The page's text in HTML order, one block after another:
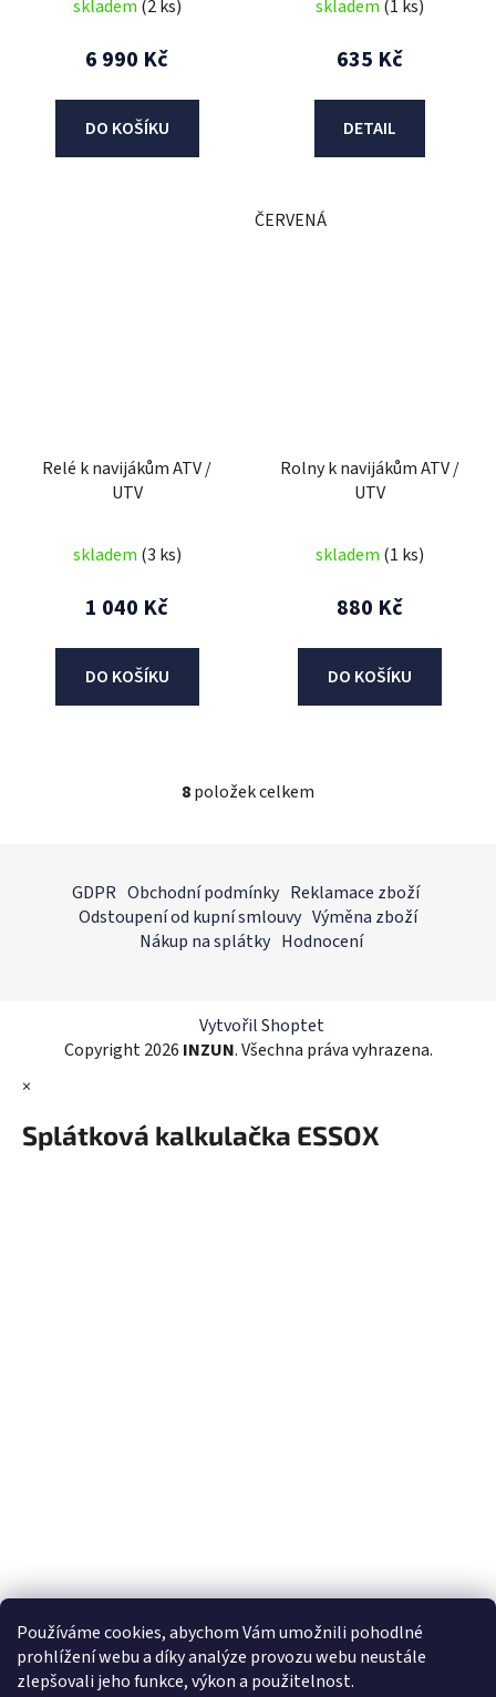
Používáme cookies, abychom Vám umožnili pohodlné
prohlížení webu a díky analýze provozu webu neustále
zlepšovali jeho funkce, výkon a použitelnost.
skladem (2 ks)
6 990 Kč
DO KOŠÍKU
skladem (1 ks)
635 Kč
DETAIL
ČERVENÁ
Relé k navijákům ATV /
UTV
skladem (3 ks)
1 040 Kč
DO KOŠÍKU
Rolny k navijákům ATV /
UTV
skladem (1 ks)
880 Kč
DO KOŠÍKU
O
d
a
c
r
v
v
ý
8položek celkem
GDPR Obchodní podmínky Reklamace zboží
Odstoupení od kupní smlouvy Výměna zboží
Nákup na splátky Hodnocení
Vytvořil Shoptet
Copyright 2026 INZUN. Všechna práva vyhrazena.
×
Splátková kalkulačka ESSOX